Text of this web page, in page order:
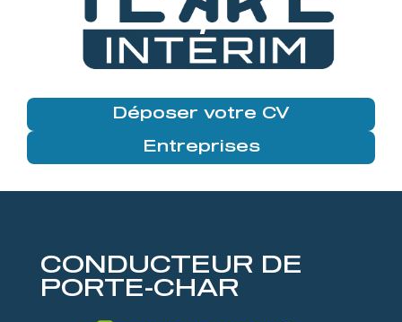
Déposer votre CV
Entreprises
CONDUCTEUR DE
PORTE-CHAR